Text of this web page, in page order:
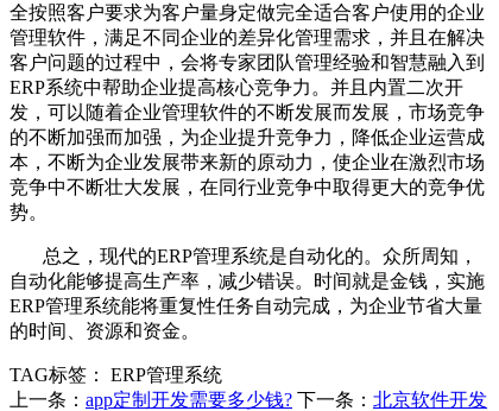
全按照客户要求为客户量身定做完全适合客户使用的企业
管理软件，满足不同企业的差异化管理需求，并且在解决
客户问题的过程中，会将专家团队管理经验和智慧融入到
ERP系统中帮助企业提高核心竞争力。并且内置二次开
发，可以随着企业管理软件的不断发展而发展，市场竞争
的不断加强而加强，为企业提升竞争力，降低企业运营成
本，不断为企业发展带来新的原动力，使企业在激烈市场
竞争中不断壮大发展，在同行业竞争中取得更大的竞争优
势。
总之，现代的ERP管理系统是自动化的。众所周知，
自动化能够提高生产率，减少错误。时间就是金钱，实施
ERP管理系统能将重复性任务自动完成，为企业节省大量
的时间、资源和资金。
TAG标签：
ERP管理系统
上一条： app定制开发需要多少钱? 下一条： 北京软件开发